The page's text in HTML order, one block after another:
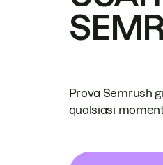
Prova Semrush
qualsiasi